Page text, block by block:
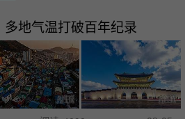
地气温打破百年纪录